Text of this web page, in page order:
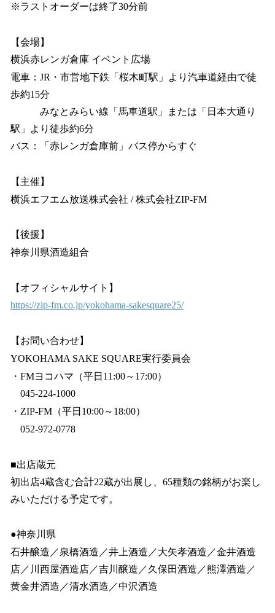
※ラストオーダーは終了30分前
【会場】
横浜赤レンガ倉庫 イベント広場
電車：JR・市営地下鉄「桜木町駅」より汽車道経由で徒
歩約15分
みなとみらい線「馬車道駅」または「日本大通り
駅」より徒歩約6分
バス：「赤レンガ倉庫前」バス停からすぐ
【主催】
横浜エフエム放送株式会社 / 株式会社ZIP-FM
【後援】
神奈川県酒造組合
【オフィシャルサイト】
https://zip-fm.co.jp/yokohama-sakesquare25/
【お問い合わせ】
YOKOHAMA SAKE SQUARE実行委員会
・FMヨコハマ（平日11:00～17:00）
045-224-1000
・ZIP-FM（平日10:00～18:00）
052-972-0778
■出店蔵元
初出店4蔵含む合計22蔵が出展し、65種類の銘柄がお楽し
みいただける予定です。
●神奈川県
石井醸造／泉橋酒造／井上酒造／大矢孝酒造／金井酒造
店／川西屋酒造店／吉川醸造／久保田酒造／熊澤酒造／
黄金井酒造／清水酒造／中沢酒造